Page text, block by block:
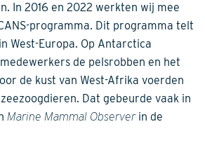
In 2016 en 2022 werkten wij mee
programma. Dit programma telt
West-Europa. Op Antarctica
de pelsrobben en het
de kust van West-Afrika voerden
Dat gebeurde vaak in
Marine Mammal Observerin de